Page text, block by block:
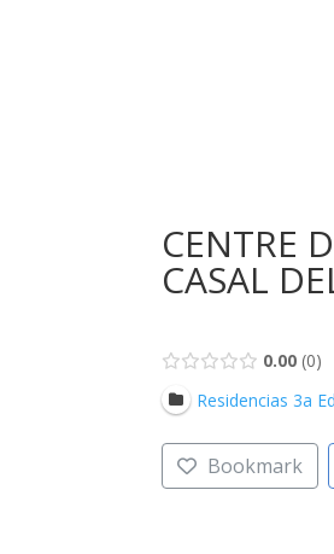
CENTRE
CASAL
0.00 0
Residencias 3a
Bookmark